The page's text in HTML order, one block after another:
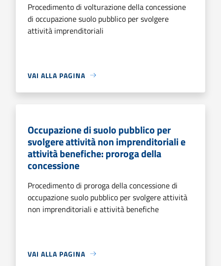
Procedimento di volturazione della concessione
di occupazione suolo pubblico per svolgere
attività imprenditoriali
VAI ALLA PAGINA
Occupazione di suolo pubblico per
svolgere attività non imprenditoriali e
attività benefiche: proroga della
concessione
Procedimento di proroga della concessione di
occupazione suolo pubblico per svolgere attività
non imprenditoriali e attività benefiche
VAI ALLA PAGINA